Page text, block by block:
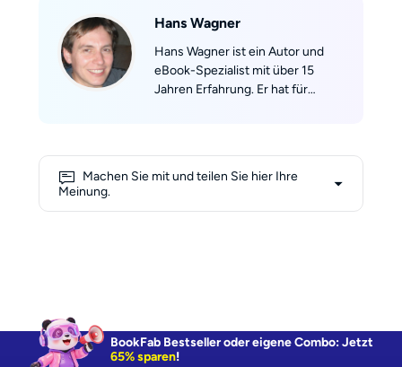
Hans Wagner
Hans Wagner ist ein Autor und
eBook-Spezialist mit über 15
Jahren Erfahrung. Er hat für
ultimative EPUB-Guide. Seine
Machen Sie mit und teilen Sie hier Ihre
Meinung.
BookFab Bestseller oder eigene Combo: Jetzt
65% sparen!